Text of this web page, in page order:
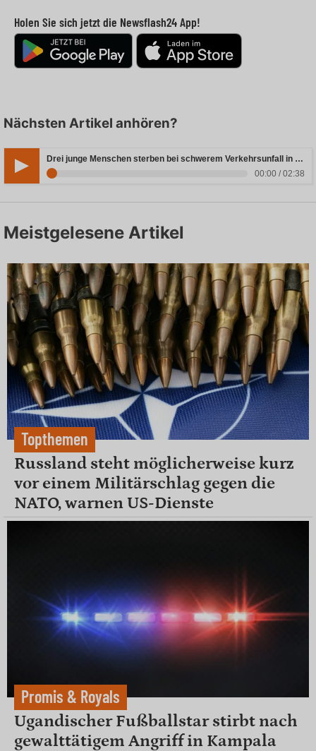
Holen Sie sich jetzt die Newsflash24 App!
Nächsten Artikel anhören?
Drei junge Menschen sterben bei schwerem Verkehrsunfall in Rheinland-Pfalz
00:00 / 02:38
Meistgelesene Artikel
Topthemen
Russland steht möglicherweise kurz
vor einem Militärschlag gegen die
NATO, warnen US-Dienste
Promis & Royals
Ugandischer Fußballstar stirbt nach
gewalttätigem Angriff in Kampala